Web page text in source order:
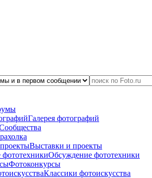
Галерея фотографий
Выставки и проекты
Обсуждение фототехники
Фотоконкурсы
Классики фотоискусства